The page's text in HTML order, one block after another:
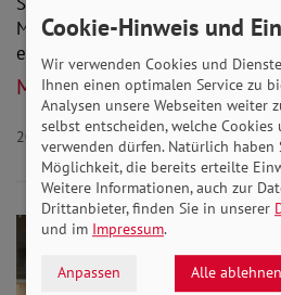
Mögliche Entlastungen sollte die
einem Sozialgipfel diskutieren.
Mehr lesen
20.08.2022Aktuelles Armut
Cookie-Hinweis und
Wir verwenden Cookies und
Ihnen einen optimalen Service zu
Analysen unsere Webseiten weiter
selbst entscheiden, welche
verwenden dürfen. Natürlich haben
Möglichkeit, die bereits erteilte
Weitere Informationen, auch zur
Drittanbieter, finden Sie in unserer
und im Impressum.
Anpassen Alle ablehnen